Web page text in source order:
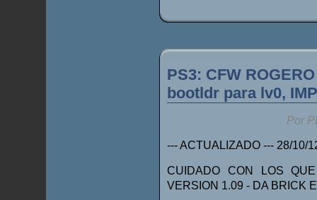
PS3: CFW
bootldr para lv0,
Por
--- ACTUALIZADO --- 28/10/
CUIDADO CON LOS
VERSION 1.09 - DA BRICK